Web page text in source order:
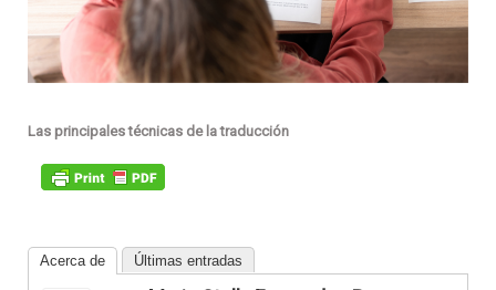
Las principales técnicas de la traducción
Acerca de Últimas entradas